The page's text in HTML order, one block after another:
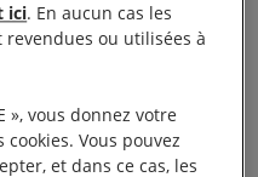
aussi éthiques que
nous le faire croire.
non
néfastes sur les
– force est
ici. En aucun cas les
revendues ou utilisées à
», vous donnez votre
Vous pouvez
et dans ce cas, les